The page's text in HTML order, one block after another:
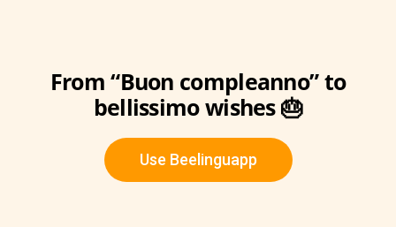
From “Buon compleanno” to
bellissimo wishes 🎂
Use Beelinguapp